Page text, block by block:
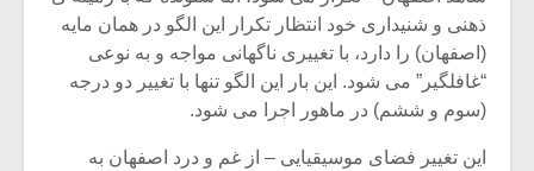
ذهنی و شنیداری خود انتظار تکرار این الگو در همان مایه
(اصفهان) را دارد، با تغییری ناگهانی مواجه و به نوعی
“غافلگیر” می شود. این بار این الگو تنها با تغییر دو درجه
(سوم و ششم) در ماهور اجرا می شود.
این تغییر فضای موسیقیایی – از غم و درد اصفهان به
میکلوش روژا
یادداشتی بر موسیقی
موریس ژار